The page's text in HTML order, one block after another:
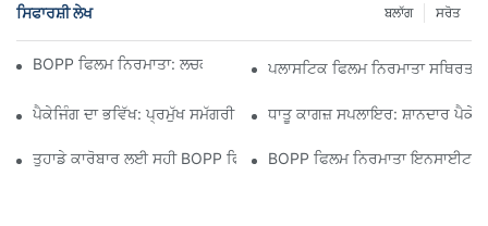
ਸਿਫਾਰਸ਼ੀ ਲੇਖ ਸਰੋਤ
ਬਲਾੱਗ
BOPP ਫਿਲਮ ਨਿਰਮਾਤਾ: ਲਚਕਦਾਰ ਪੈਕੇਜਿੰਗ ਦੀ ਰੀੜ੍ਹ ਦੀ ਹੱਡੀ
ਪਲਾਸਟਿਕ ਫਿਲਮ ਨਿਰਮਾਤਾ
ਪੈਕੇਜਿੰਗ ਦਾ ਭਵਿੱਖ: ਪ੍ਰਮੁੱਖ ਸਮੱਗਰੀ ਨਿਰਮਾਤਾਵਾਂ ਤੋਂ ਸੂਝਧਾਤੂ ਕਾਗਜ਼ ਸਪਲਾਇਰ: ਸ਼ਾਨਦਾਰ
ਤੁਹਾਡੇ ਕਾਰੋਬਾਰ ਲਈ ਸਹੀ BOPP ਫਿਲਮ ਸਪਲਾਇਰ ਦੀ ਚੋਣ ਕਿਉਂ ਮਾਇਨੇ ਰੱਖਦੀ
BOPP ਫਿਲਮ ਨਿਰਮਾਤਾ